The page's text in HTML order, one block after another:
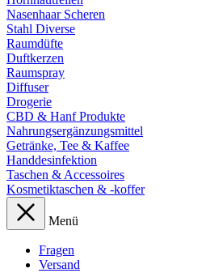
Nasenhaar Scheren
Stahl Diverse
Raumdüfte
Duftkerzen
Raumspray
Diffuser
Drogerie
CBD & Hanf Produkte
Nahrungsergänzungsmittel
Getränke, Tee & Kaffee
Handdesinfektion
Taschen & Accessoires
Kosmetiktaschen & -koffer
Menü
Fragen
Versand